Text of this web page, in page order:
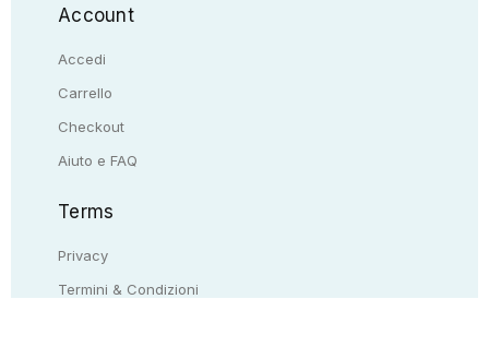
Account
Accedi
Carrello
Checkout
Aiuto e FAQ
Terms
Privacy
Termini & Condizioni